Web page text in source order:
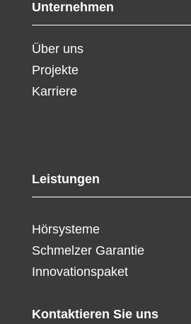
Unternehmen
Über uns
Projekte
Karriere
Leistungen
Hörsysteme
Schmelzer Garantie
Innovationspaket
Kontaktieren Sie uns